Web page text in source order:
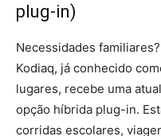
plug-in)
Necessidades
Kodiaq, já conhecido
lugares, recebe uma
opção híbrida plug-in.
corridas escolares,